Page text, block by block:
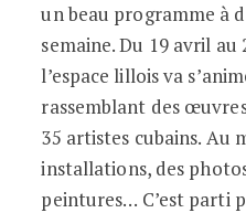
un beau programme à
semaine. Du 19 avril au
l’espace lillois va
rassemblant des
35 artistes cubains. Au
installations, des
peintures… C’est parti